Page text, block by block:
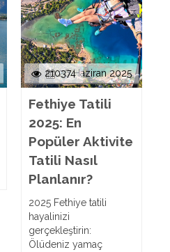
26 Haziran 2025
210374
Fethiye Tatili
2025: En
Popüler Aktivite
Tatili Nasıl
Planlanır?
2025 Fethiye tatili
hayalinizi
gerçekleştirin:
Ölüdeniz yamaç